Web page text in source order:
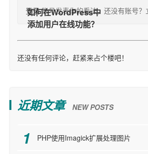
登录账号发表你的看法，还没有账号？
还没有任何评论，赶紧来占个楼吧！
近期文章 NEW POSTS
PHP使用Imagick扩展处理图片